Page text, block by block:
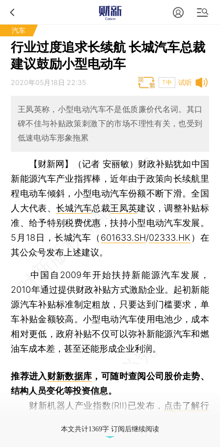
汽车
行业过度追求长续航 长城汽车总裁
建议鼓励小型电动车
试听
2020年05月18日 22:35 T中
王凤英称，小型电动汽车不是低质廉价代名词。其口
碑不佳与补贴政策刺激下的市场不理性有关，也受到
低速电动车形象拖累
【财新网】（记者 安丽敏） 财政补贴犹如中国
新能源汽车产业指挥棒，近年由于政策向长续航里
程电动车倾斜，小型电动汽车份额不断下滑。全国
人大代表、长城汽车总裁王凤英建议，调整补贴标
准、给予特别税费优惠，扶持小型电动汽车发展。
5月18日，长城汽车（ 601633.SH/02333.HK ）在
其公众号发布上述建议。
中国自2009年开始扶持新能源汽车发展，
2010年通过提供财政补贴方式激励企业。起初新能
源汽车补贴标准制定粗放，只要达到门槛要求，单
车补贴金额较高。小型电动汽车使用电池少，成本
相对更低，政府补贴不仅可以弥补新能源汽车和燃
油车成本差，甚至还能形成企业利润。
推荐进入财新数据库 ，可随时查阅公司股价走势、
结构人员变化等投资信息。
财新机器人产业指数(RII)已发布， 点击了解行
本文共计1369字 订阅后继续阅读